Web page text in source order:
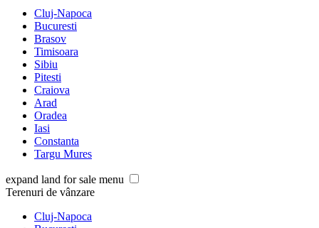
Cluj-Napoca
Bucuresti
Brasov
Timisoara
Sibiu
Pitesti
Craiova
Arad
Oradea
Iasi
Constanta
Targu Mures
expand land for sale menu
Terenuri de vânzare
Cluj-Napoca